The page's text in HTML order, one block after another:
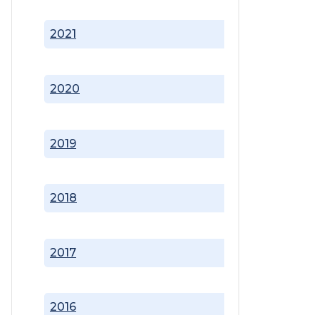
2016
2017
2018
2019
2020
2021